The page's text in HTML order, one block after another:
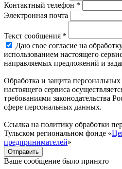
Контактный телефон *
Электронная почта
Текст сообщения *
Даю свое согласие на
использованием настоящего
направляемых предложений и
Обработка и защита
настоящего сервиса
требованиями законодательства
сфере персональных данных.
Ссылка на политику обработки
Тульском региональном фонде «
предпринимателей»
Отправить
Ваше сообщение было принято